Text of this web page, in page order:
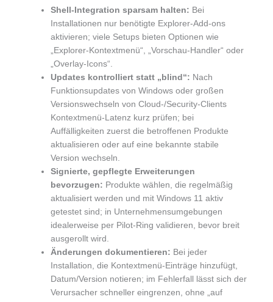
Shell-Integration sparsam halten: Bei
Installationen nur benötigte Explorer-Add-ons
aktivieren; viele Setups bieten Optionen wie
„Explorer-Kontextmenü“, „Vorschau-Handler“ oder
„Overlay-Icons“.
Updates kontrolliert statt „blind“: Nach
Funktionsupdates von Windows oder großen
Versionswechseln von Cloud-/Security-Clients
Kontextmenü-Latenz kurz prüfen; bei
Auffälligkeiten zuerst die betroffenen Produkte
aktualisieren oder auf eine bekannte stabile
Version wechseln.
Signierte, gepflegte Erweiterungen
bevorzugen: Produkte wählen, die regelmäßig
aktualisiert werden und mit Windows 11 aktiv
getestet sind; in Unternehmensumgebungen
idealerweise per Pilot-Ring validieren, bevor breit
ausgerollt wird.
Änderungen dokumentieren: Bei jeder
Installation, die Kontextmenü-Einträge hinzufügt,
Datum/Version notieren; im Fehlerfall lässt sich der
Verursacher schneller eingrenzen, ohne „auf